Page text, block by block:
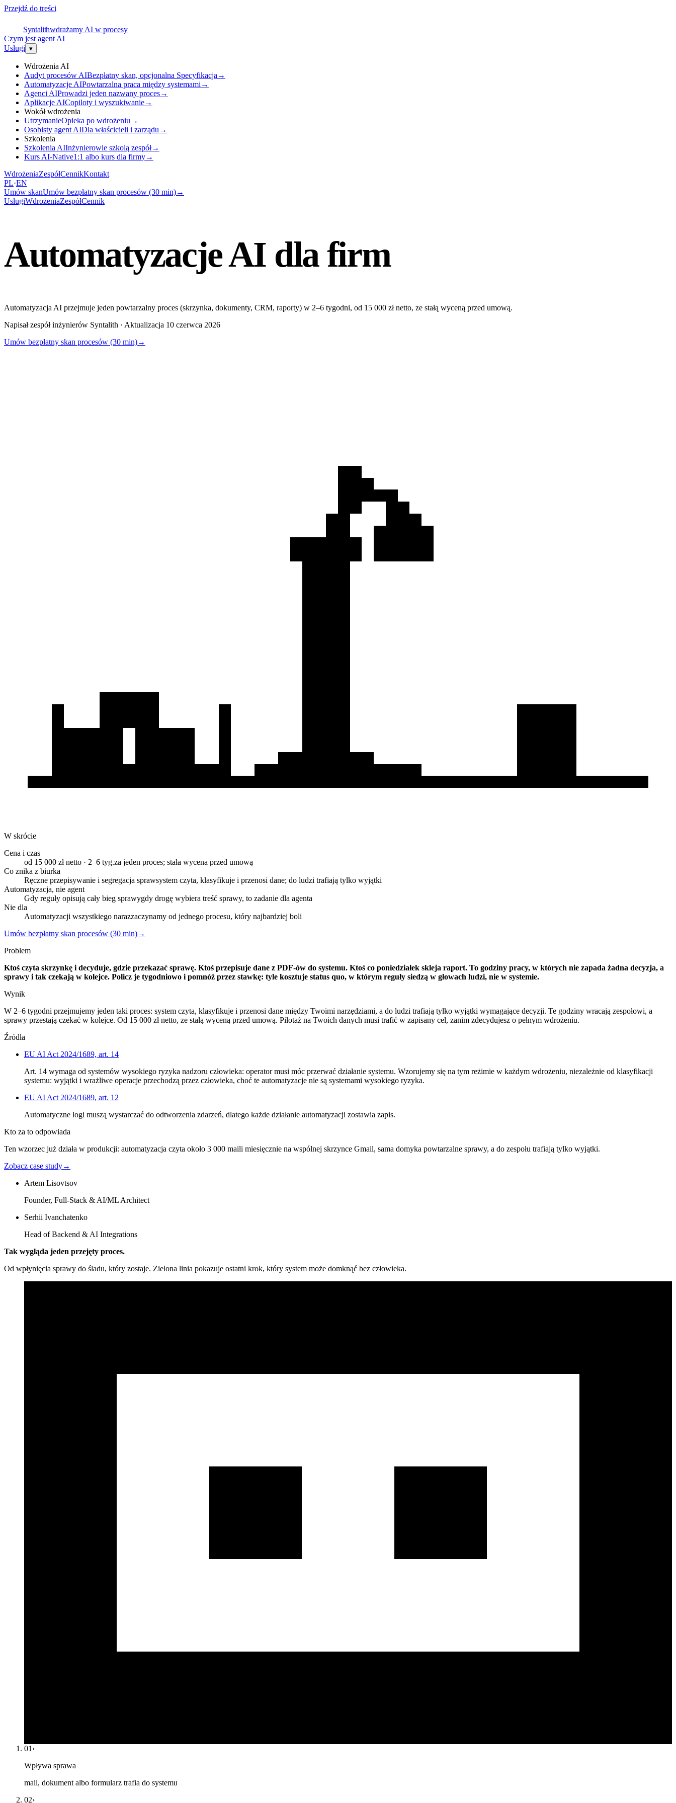
Przejdź do treści
Syntalithwdrażamy AI w procesy
Czym jest agent AI
Usługi ▾
Wdrożenia AI
Audyt procesów AIBezpłatny skan, opcjonalna Specyfikacja →
Automatyzacje AIPowtarzalna praca między systemami →
Agenci AIProwadzi jeden nazwany proces→
Aplikacje AICopiloty i wyszukiwanie→
Wokół wdrożenia
UtrzymanieOpieka po wdrożeniu →
Osobisty agent AIDla właścicieli i zarządu →
Szkolenia
Szkolenia AIInżynierowie szkolą zespół→
Kurs AI-Native1:1 albo kurs dla firmy→
WdrożeniaZespółCennikKontakt
PL·EN
Umów skanUmów bezpłatny skan procesów (30 min)→
UsługiWdrożeniaZespółCennik
AutomatyzacjeAI dla firm
Automatyzacja AI przejmuje jeden powtarzalny proces (skrzynka, dokumenty, CRM, raporty) w 2–6 tygodni, od 15 000 zł netto, ze stałą wyceną przed umową.
Napisał zespół inżynierów Syntalith · Aktualizacja 10 czerwca 2026
Umów bezpłatny skan procesów (30 min)→
W skrócie
Cena i czas
od 15 000 zł netto · 2–6 tyg.za jeden proces; stała wycena przed umową
Co znika z biurka
Ręczne przepisywanie i segregacja sprawsystem czyta, klasyfikuje i przenosi dane; do ludzi trafiają tylko wyjątki
Automatyzacja, nie agent
Gdy reguły opisują cały bieg sprawygdy drogę wybiera treść sprawy, to zadanie dla agenta
Nie dla
Automatyzacji wszystkiego narazzaczynamy od jednego procesu, który najbardziej boli
Umów bezpłatny skan procesów (30 min)→
Problem
Ktoś czyta skrzynkę i decyduje, gdzie przekazać sprawę. Ktoś przepisuje dane z PDF-ów do systemu. Ktoś co poniedziałek skleja raport. To godziny pracy, w których nie zapada żadna decyzja, a
sprawy i tak czekają w kolejce. Policz je tygodniowo i pomnóż przez stawkę: tyle kosztuje status quo, w którym reguły siedzą w głowach ludzi, nie w systemie.
Wynik
W 2–6 tygodni przejmujemy jeden taki proces: system czyta, klasyfikuje i przenosi dane między Twoimi narzędziami, a do ludzi trafiają tylko wyjątki wymagające decyzji. Te godziny wracają zespołowi, a
sprawy przestają czekać w kolejce. Od 15 000 zł netto, ze stałą wyceną przed umową. Pilotaż na Twoich danych musi trafić w zapisany cel, zanim zdecydujesz o pełnym wdrożeniu.
Źródła
EU AI Act 2024/1689, art. 14
Art. 14 wymaga od systemów wysokiego ryzyka nadzoru człowieka: operator musi móc przerwać działanie systemu. Wzorujemy się na tym reżimie w każdym wdrożeniu, niezależnie od klasyfikacji
systemu: wyjątki i wrażliwe operacje przechodzą przez człowieka, choć te automatyzacje nie są systemami wysokiego ryzyka.
EU AI Act 2024/1689, art. 12
Automatyczne logi muszą wystarczać do odtworzenia zdarzeń, dlatego każde działanie automatyzacji zostawia zapis.
Kto za to odpowiada
Ten wzorzec już działa w produkcji: automatyzacja czyta około 3 000 maili miesięcznie na wspólnej skrzynce Gmail, sama domyka powtarzalne sprawy, a do zespołu trafiają tylko wyjątki.
Zobacz case study→
Artem Lisovtsov
Founder, Full-Stack & AI/ML Architect
Serhii Ivanchatenko
Head of Backend & AI Integrations
Tak wygląda jeden przejęty proces.
Od wpłynięcia sprawy do śladu, który zostaje. Zielona linia pokazuje ostatni krok, który system może domknąć bez człowieka.
01 ›
Wpływa sprawa
mail, dokument albo formularz trafia do systemu
02›